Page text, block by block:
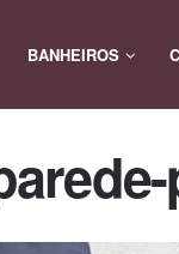
BANHEIROS